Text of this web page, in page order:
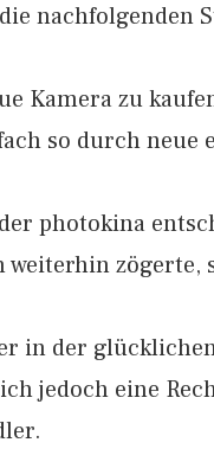
nachfolgenden
Kamera zu
so durch neue
photokina
in der
jedoch eine